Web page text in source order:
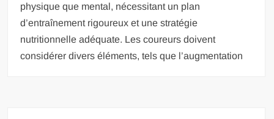
physique que mental, nécessitant un plan
d’entraînement rigoureux et une stratégie
nutritionnelle adéquate. Les coureurs doivent
considérer divers éléments, tels que l’augmentation